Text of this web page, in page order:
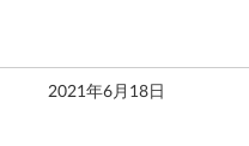
2021年6月18日